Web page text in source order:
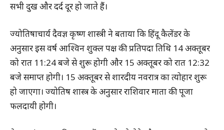
सभी दुख और दर्द दूर हो जाते हैं।
ज्योतिषाचार्य दैवज्ञ कृष्ण शास्त्री ने बताया कि हिंदू कैलेंडर के
अनुसार इस वर्ष आश्विन शुक्ल पक्ष की प्रतिपदा तिथि 14 अक्तूबर
को रात 11:24 बजे से शुरू होगी और 15 अक्तूबर को रात 12:32
बजे समाप्त होगी। 15 अक्तूबर से शारदीय नवरात्र का त्योहार शुरू
हो जाएगा। ज्योतिष शास्त्र के अनुसार राशिवार माता की पूजा
फलदायी होगी।